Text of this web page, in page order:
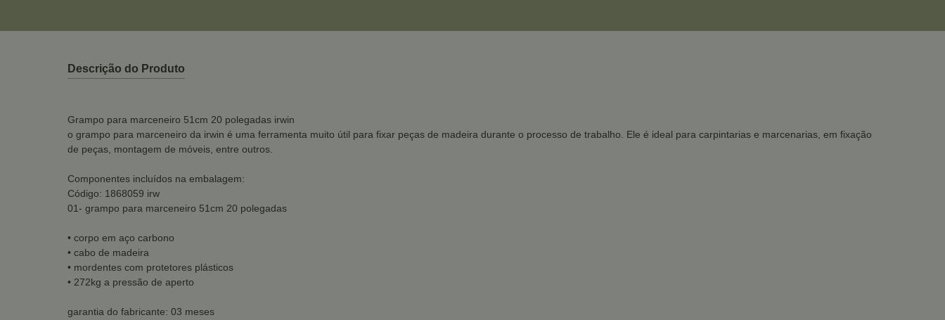
Descrição do Produto
Grampo para marceneiro 51cm 20 polegadas irwin
o grampo para marceneiro da irwin é uma ferramenta muito útil para fixar peças de madeira durante o processo de trabalho. Ele é ideal para carpintarias e marcenarias, em fixação
de peças, montagem de móveis, entre outros.
Componentes incluídos na embalagem:
Código: 1868059 irw
01- grampo para marceneiro 51cm 20 polegadas
• corpo em aço carbono
• cabo de madeira
• mordentes com protetores plásticos
• 272kg a pressão de aperto
garantia do fabricante: 03 meses